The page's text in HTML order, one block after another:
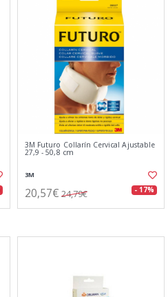
3M Futuro Collarín Cervical Ajustable
27,9 - 50,8 cm
3M
20,57€ 24,79€ - 17%